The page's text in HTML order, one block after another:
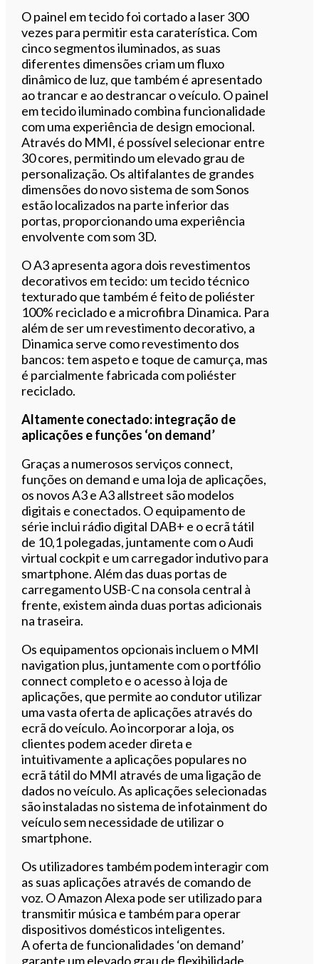
O painel em tecido foi cortado a laser 300
vezes para permitir esta caraterística. Com
cinco segmentos iluminados, as suas
diferentes dimensões criam um fluxo
dinâmico de luz, que também é apresentado
ao trancar e ao destrancar o veículo. O painel
em tecido iluminado combina funcionalidade
com uma experiência de design emocional.
Através do MMI, é possível selecionar entre
30 cores, permitindo um elevado grau de
personalização. Os altifalantes de grandes
dimensões do novo sistema de som Sonos
estão localizados na parte inferior das
portas, proporcionando uma experiência
envolvente com som 3D.
O A3 apresenta agora dois revestimentos
decorativos em tecido: um tecido técnico
texturado que também é feito de poliéster
100% reciclado e a microfibra Dinamica. Para
além de ser um revestimento decorativo, a
Dinamica serve como revestimento dos
bancos: tem aspeto e toque de camurça, mas
é parcialmente fabricada com poliéster
reciclado.
Altamente conectado: integração de
aplicações e funções ‘on demand’
Graças a numerosos serviços connect,
funções on demand e uma loja de aplicações,
os novos A3 e A3 allstreet são modelos
digitais e conectados. O equipamento de
série inclui rádio digital DAB+ e o ecrã tátil
de 10,1 polegadas, juntamente com o Audi
virtual cockpit e um carregador indutivo para
smartphone. Além das duas portas de
carregamento USB-C na consola central à
frente, existem ainda duas portas adicionais
na traseira.
Os equipamentos opcionais incluem o MMI
navigation plus, juntamente com o portfólio
connect completo e o acesso à loja de
aplicações, que permite ao condutor utilizar
uma vasta oferta de aplicações através do
ecrã do veículo. Ao incorporar a loja, os
clientes podem aceder direta e
intuitivamente a aplicações populares no
ecrã tátil do MMI através de uma ligação de
dados no veículo. As aplicações selecionadas
são instaladas no sistema de infotainment do
veículo sem necessidade de utilizar o
smartphone.
Os utilizadores também podem interagir com
as suas aplicações através de comando de
voz. O Amazon Alexa pode ser utilizado para
transmitir música e também para operar
dispositivos domésticos inteligentes.
A oferta de funcionalidades ‘on demand’
garante um elevado grau de flexibilidade.